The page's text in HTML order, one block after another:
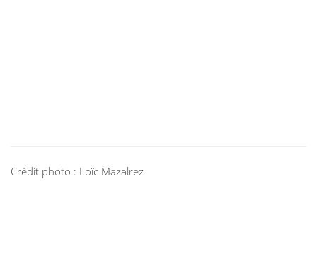
Crédit photo : Loïc Mazalrez